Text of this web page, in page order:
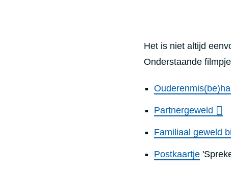
Het is niet altijd
Onderstaande
Partnergeweld
Familiaal geweld
Postkaartje